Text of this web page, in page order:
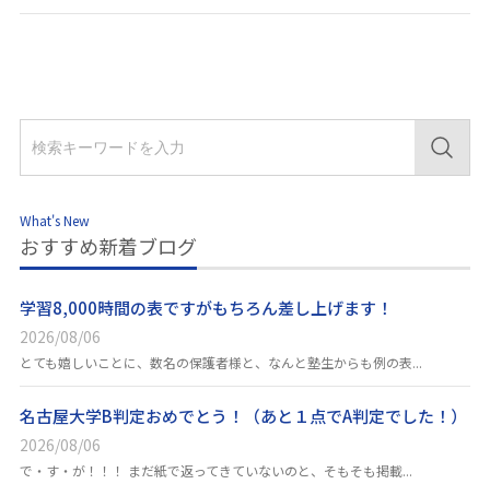
What's New
おすすめ新着ブログ
学習8,000時間の表ですがもちろん差し上げます！
2026/08/06
とても嬉しいことに、数名の保護者様と、なんと塾生からも例の表...
名古屋大学B判定おめでとう！（あと１点でA判定でした！）
2026/08/06
で・す・が！！！ まだ紙で返ってきていないのと、そもそも掲載...